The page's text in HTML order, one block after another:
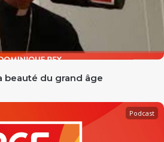
beauté du grand âge
Podcast